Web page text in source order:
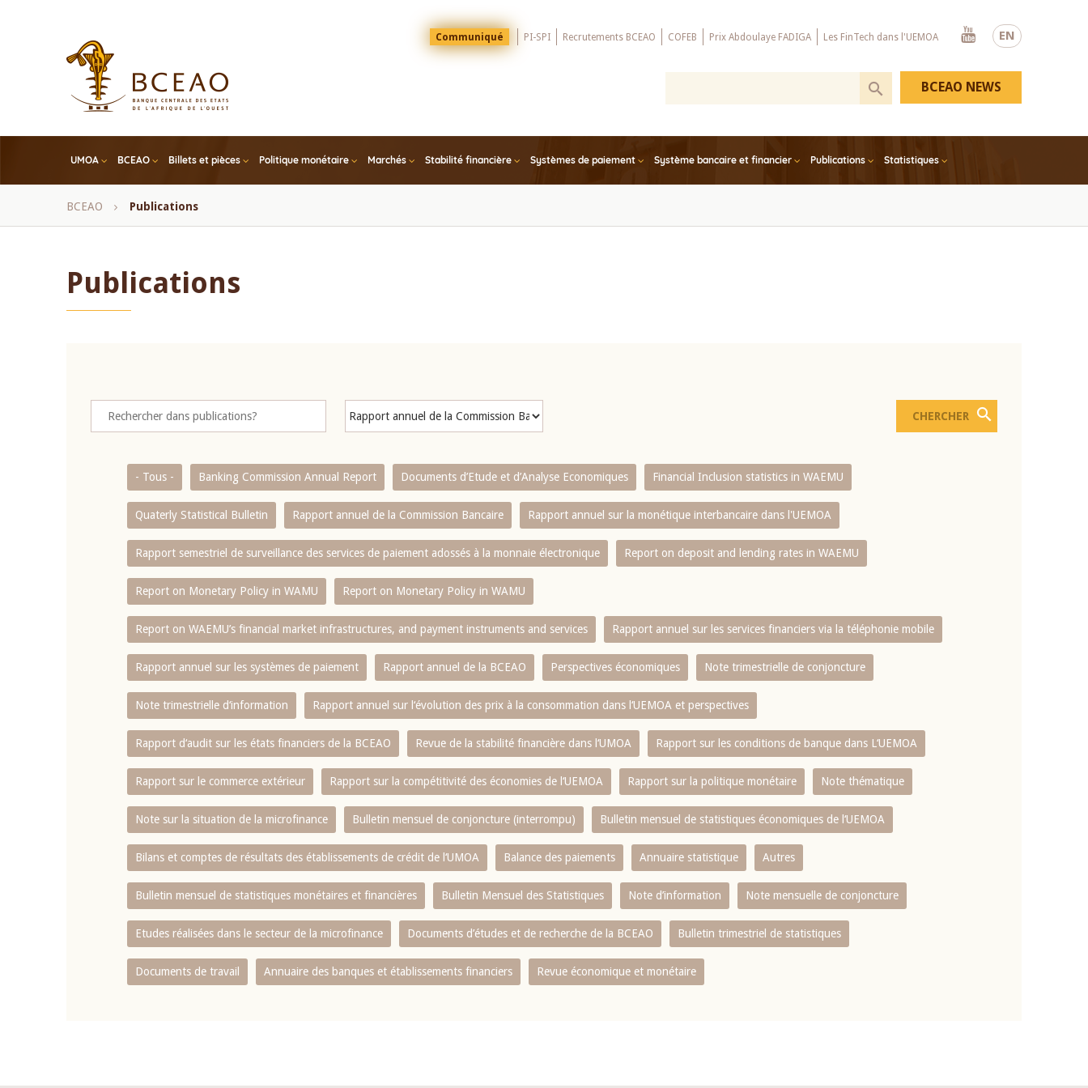
EN
Menu
Top
Communiqué PI-SPI Recrutements BCEAO COFEB Prix Abdoulaye FADIGA Les FinTech dans l'UEMOA
Youtube
UMOA BCEAO Billets et pièces Politique monétaire Marchés Stabilité financière Systèmes de paiement Système bancaire et financier Publications Statistiques
BCEAO NEWS
Fil
BCEAO Publications
Publications
- Tous - Banking Commission Annual Report Documents d’Etude et d’Analyse Economiques Financial Inclusion statistics in WAEMU
Quaterly Statistical Bulletin Rapport annuel de la Commission Bancaire Rapport annuel sur la monétique interbancaire dans l'UEMOA
Rapport semestriel de surveillance des services de paiement adossés à la monnaie électronique Report on deposit and lending rates in WAEMU
Report on Monetary Policy in WAMU Report on Monetary Policy in WAMU
Report on WAEMU’s financial market infrastructures, and payment instruments and services Rapport annuel sur les services financiers via la téléphonie mobile
Rapport annuel sur les systèmes de paiement Rapport annuel de la BCEAO Perspectives économiques Note trimestrielle de conjoncture
Note trimestrielle d‘information Rapport annuel sur l‘évolution des prix à la consommation dans l‘UEMOA et perspectives
Rapport d‘audit sur les états financiers de la BCEAO Revue de la stabilité financière dans l‘UMOA Rapport sur les conditions de banque dans L‘UEMOA
Rapport sur le commerce extérieur Rapport sur la compétitivité des économies de l‘UEMOA Rapport sur la politique monétaire Note thématique
Note sur la situation de la microfinance Bulletin mensuel de conjoncture (interrompu) Bulletin mensuel de statistiques économiques de l‘UEMOA
Bilans et comptes de résultats des établissements de crédit de l‘UMOA Balance des paiements Annuaire statistique Autres
Bulletin mensuel de statistiques monétaires et financières Bulletin Mensuel des Statistiques Note d’information Note mensuelle de conjoncture
Etudes réalisées dans le secteur de la microfinance Documents d’études et de recherche de la BCEAO Bulletin trimestriel de statistiques
Documents de travail Annuaire des banques et établissements financiers Revue économique et monétaire